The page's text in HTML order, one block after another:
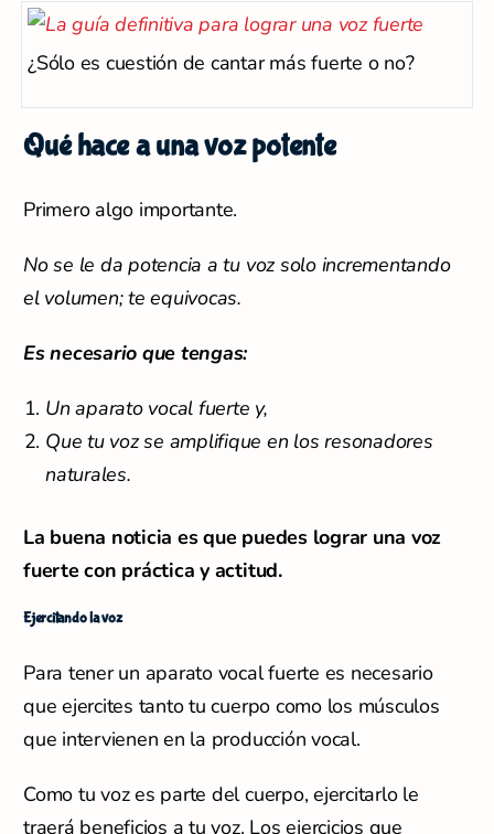
¿Sólo es cuestión de cantar más fuerte o no?
Qué hace a una voz potente
Primero algo importante.
No se le da potencia a tu voz solo incrementando
el volumen; te equivocas.
Es necesario que tengas:
Un aparato vocal fuerte y,
Que tu voz se amplifique en los resonadores
naturales.
La buena noticia es que puedes lograr una voz
fuerte con práctica y actitud.
Ejercitando la voz
Para tener un aparato vocal fuerte es necesario
que ejercites tanto tu cuerpo como los músculos
que intervienen en la producción vocal.
Como tu voz es parte del cuerpo, ejercitarlo le
traerá beneficios a tu voz. Los ejercicios que